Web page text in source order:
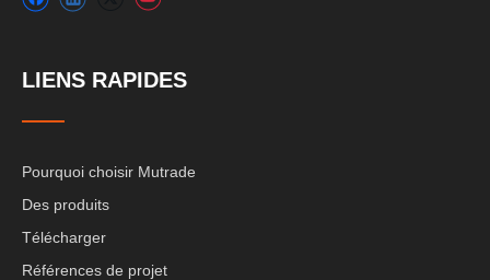
LIENS RAPIDES
Pourquoi choisir Mutrade
Des produits
Télécharger
Références de projet